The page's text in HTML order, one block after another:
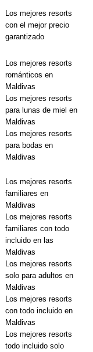
Los mejores resorts
con el mejor precio
garantizado
Los mejores resorts
románticos en
Maldivas
Los mejores resorts
para lunas de miel en
Maldivas
Los mejores resorts
para bodas en
Maldivas
Los mejores resorts
familiares en
Maldivas
Los mejores resorts
familiares con todo
incluido en las
Maldivas
Los mejores resorts
solo para adultos en
Maldivas
Los mejores resorts
con todo incluido en
Maldivas
Los mejores resorts
todo incluido solo